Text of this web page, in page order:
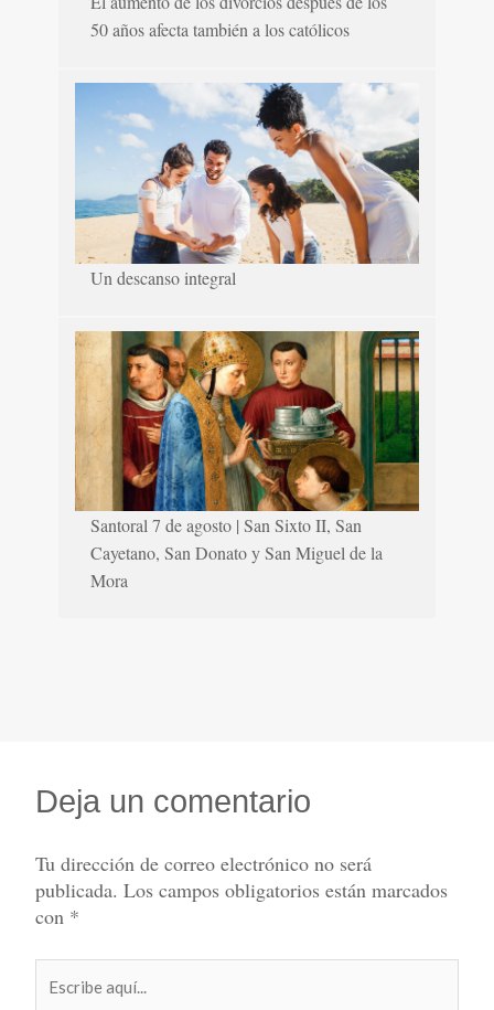
50 años afecta también a los católicos
Un descanso integral
Santoral 7 de agosto | San Sixto II, San
Cayetano, San Donato y San Miguel de la
Mora
Deja un comentario
Tu dirección de correo electrónico no será
publicada. Los campos obligatorios están marcados
con *
aquí...